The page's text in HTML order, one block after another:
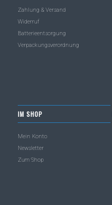
Zahlung & Versand
Widerruf
Batterieentsorgung
Verpackungsverordnung
IM SHOP
Mein Konto
Newsletter
Zum Shop